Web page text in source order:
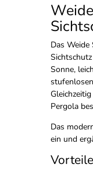
Das
Sonne,
Pergola
Das
ein und